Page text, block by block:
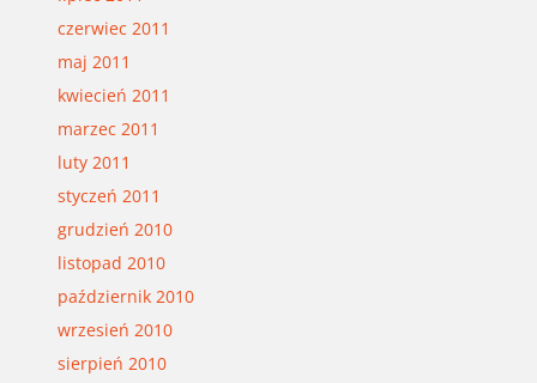
czerwiec 2011
maj 2011
kwiecień 2011
marzec 2011
luty 2011
styczeń 2011
grudzień 2010
listopad 2010
październik 2010
wrzesień 2010
sierpień 2010